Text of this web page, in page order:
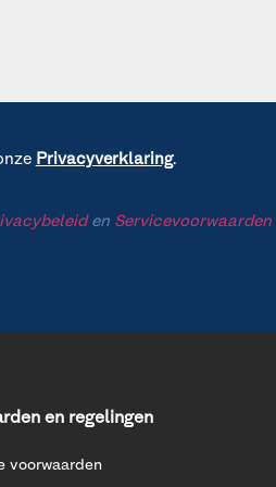
Privacyverklaring.
en Servicevoorwaarden
en regelingen
voorwaarden